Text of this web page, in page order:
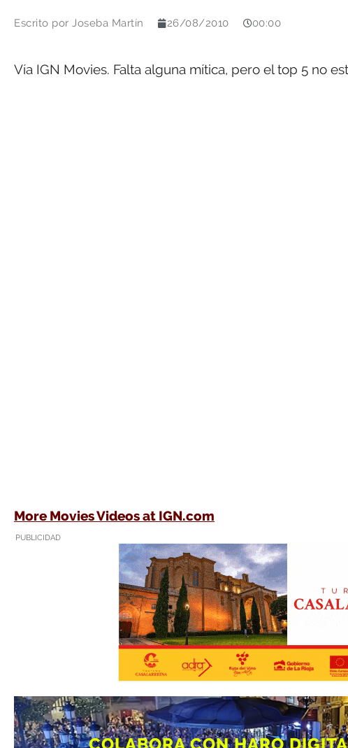
Escrito por Joseba Martín 26/08/2010 00:00
Vía IGN Movies. Falta alguna mítica, pero el top 5 no
More Movies Videos at IGN.com
PUBLICIDAD